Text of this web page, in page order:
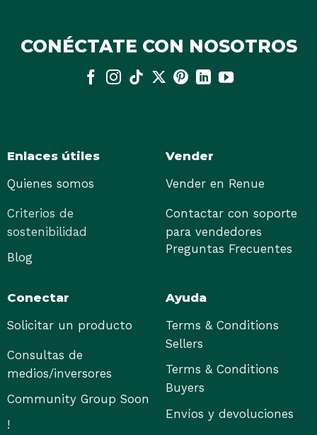
CONÉCTATE CON NOSOTROS
Enlaces útiles
Quienes somos
Criterios de
sostenibilidad
Blog
Vender
Vender en Renue
Contactar con soporte
para vendedores
Preguntas Frecuentes
Conectar
Solicitar un producto
Consultas de
medios/inversores
Community Group Soon
!
Ayuda
Terms & Conditions
Sellers
Terms & Conditions
Buyers
Envíos y devoluciones